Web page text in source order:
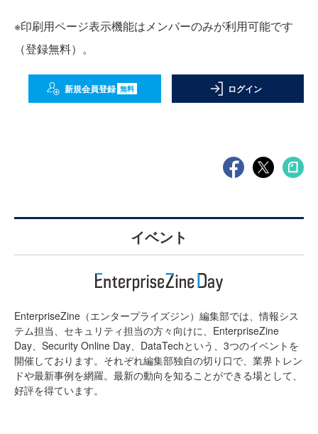
※印刷用ページ表示機能はメンバーのみが利用可能です
（登録無料）。
新規会員登録 無料 ログイン
イベント
EnterpriseZine（エンタープライズジン）編集部では、情報シス
テム担当、セキュリティ担当の方々向けに、EnterpriseZine
Day、Security Online Day、DataTechという、3つのイベントを
開催しております。それぞれ編集部独自の切り口で、業界トレン
ドや最新事例を網羅。最新の動向を知ることができる場として、
好評を得ています。